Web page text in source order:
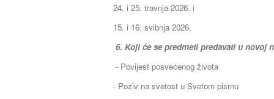
24. i 25. travnja 2026. i
15. i 16. svibnja 2026.
6. Koji će se predmeti predavati u novoj
- Povijest posvećenog života
- Poziv na svetost u Svetom pismu